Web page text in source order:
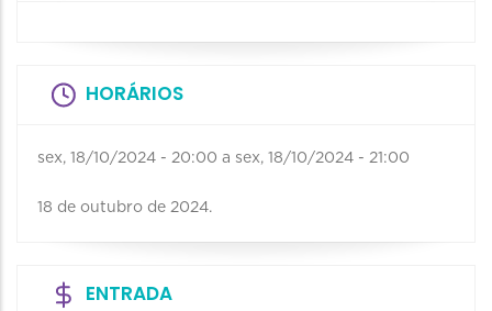
HORÁRIOS
sex, 18/10/2024 - 20:00 a sex, 18/10/2024 - 21:00
18 de outubro de 2024.
ENTRADA